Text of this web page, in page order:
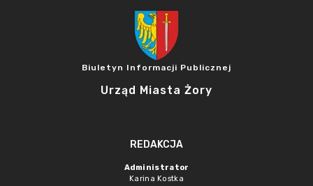
Biuletyn Informacji Publicznej
Urząd Miasta Żory
REDAKCJA
Administrator
Karina Kostka